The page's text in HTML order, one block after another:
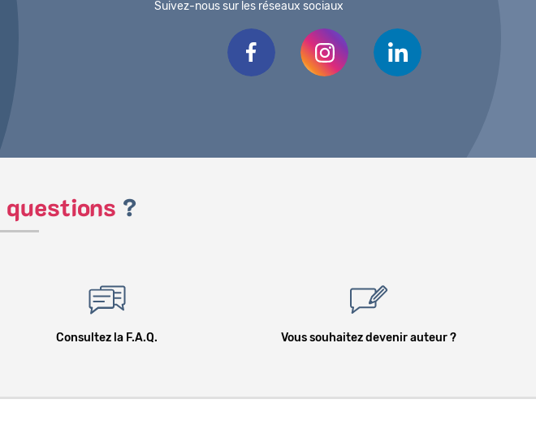
Suivez-nous sur les réseaux sociaux
questions ?
Consultez la F.A.Q. Vous souhaitez devenir auteur ?